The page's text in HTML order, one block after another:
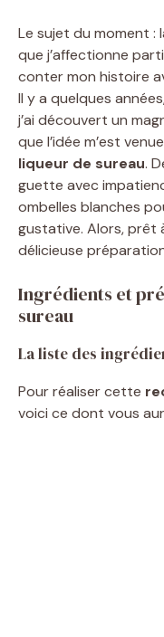
Le sujet du moment :
que j’affectionne
conter mon histoire
Il y a quelques
j’ai découvert un
que l’idée m’est
liqueur de sureau.
guette avec
ombelles blanches
gustative. Alors, prêt
délicieuse
Ingrédients et
sureau
La liste des
Pour réaliser cette
voici ce dont vous